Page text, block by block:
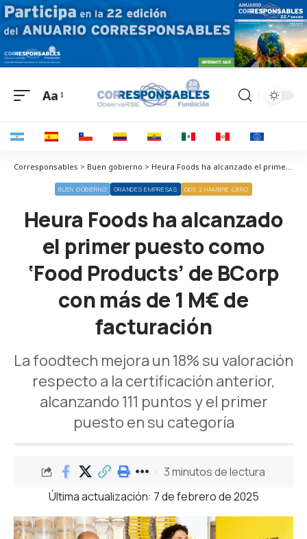
Aa
Corresponsables > Buen gobierno > Heura Foods ha alcanzado el primer puesto como ‘Food Products’ de BCorp con más de 1 M€ de facturación
BUEN GOBIERNO GRANDES EMPRESAS ODS 2 HAMBRE CERO
Heura Foods ha alcanzado
el primer puesto como
‘Food Products’ de BCorp
con más de 1 M€ de
facturación
La foodtech mejora un 18% su valoración
respecto a la certificación anterior,
alcanzando 111 puntos y el primer
puesto en su categoría
Última actualización: 7 de febrero de 2025
3 minutos de lectura